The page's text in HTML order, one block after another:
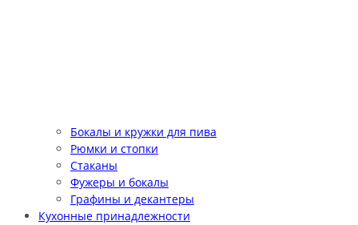
Бокалы и кружки для пива
Рюмки и стопки
Стаканы
Фужеры и бокалы
Графины и декантеры
Кухонные принадлежности